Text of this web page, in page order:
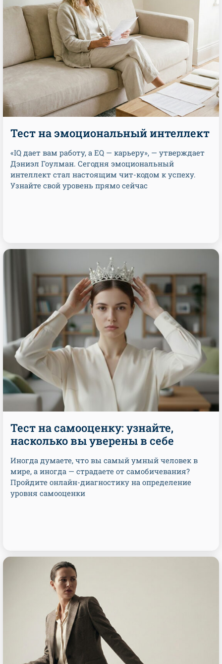
Тест на эмоциональный интеллект
«IQ дает вам работу, а EQ — карьеру», — утверждает
Дэниэл Гоулман. Сегодня эмоциональный
интеллект стал настоящим чит-кодом к успеху.
Узнайте свой уровень прямо сейчас
Тест на самооценку: узнайте,
насколько вы уверены в себе
Иногда думаете, что вы самый умный человек в
мире, а иногда — страдаете от самобичевания?
Пройдите онлайн-диагностику на определение
уровня самооценки